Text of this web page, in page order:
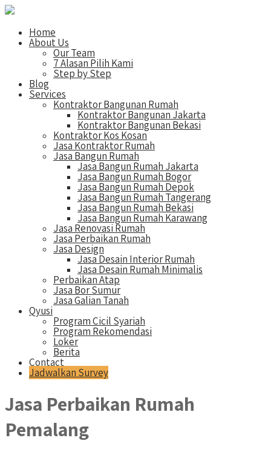
Home
About Us
Our Team
7 Alasan Pilih Kami
Step by Step
Blog
Services
Kontraktor Bangunan Rumah
Kontraktor Bangunan Jakarta
Kontraktor Bangunan Bekasi
Kontraktor Kos Kosan
Jasa Kontraktor Rumah
Jasa Bangun Rumah
Jasa Bangun Rumah Jakarta
Jasa Bangun Rumah Bogor
Jasa Bangun Rumah Depok
Jasa Bangun Rumah Tangerang
Jasa Bangun Rumah Bekasi
Jasa Bangun Rumah Karawang
Jasa Renovasi Rumah
Jasa Perbaikan Rumah
Jasa Design
Jasa Desain Interior Rumah
Jasa Desain Rumah Minimalis
Perbaikan Atap
Jasa Bor Sumur
Jasa Galian Tanah
Qyusi
Program Cicil Syariah
Program Rekomendasi
Loker
Berita
Contact
Jadwalkan Survey
Jasa Perbaikan Rumah
Pemalang